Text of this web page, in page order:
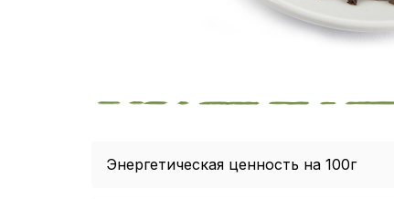
Энергетическая ценность на 100г